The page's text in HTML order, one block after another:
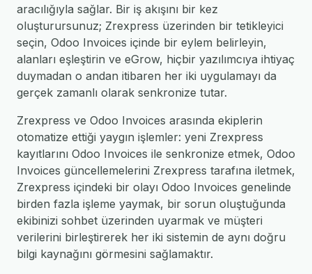
aracılığıyla sağlar. Bir iş akışını bir kez
oluşturursunuz; Zrexpress üzerinden bir tetikleyici
seçin, Odoo Invoices içinde bir eylem belirleyin,
alanları eşleştirin ve eGrow, hiçbir yazılımcıya ihtiyaç
duymadan o andan itibaren her iki uygulamayı da
gerçek zamanlı olarak senkronize tutar.
Zrexpress ve Odoo Invoices arasında ekiplerin
otomatize ettiği yaygın işlemler: yeni Zrexpress
kayıtlarını Odoo Invoices ile senkronize etmek, Odoo
Invoices güncellemelerini Zrexpress tarafına iletmek,
Zrexpress içindeki bir olayı Odoo Invoices genelinde
birden fazla işleme yaymak, bir sorun oluştuğunda
ekibinizi sohbet üzerinden uyarmak ve müşteri
verilerini birleştirerek her iki sistemin de aynı doğru
bilgi kaynağını görmesini sağlamaktır.